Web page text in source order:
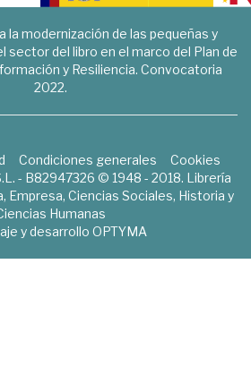
la modernización de las pequeñas y
sector del libro en el marco del Plan de
y Resiliencia. Convocatoria
2022.
Condiciones generales
Cookies
- B82947326 © 1948 - 2018. Librería
Empresa, Ciencias Sociales, Historia y
Humanas
y desarrollo OPTYMA